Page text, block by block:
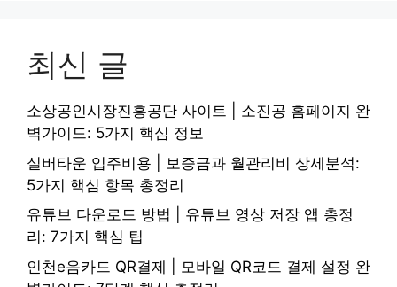
최신 글
소상공인시장진흥공단 사이트 | 소진공 홈페이지 완
벽가이드: 5가지 핵심 정보
실버타운 입주비용 | 보증금과 월관리비 상세분석:
5가지 핵심 항목 총정리
유튜브 다운로드 방법 | 유튜브 영상 저장 앱 총정
리: 7가지 핵심 팁
인천e음카드 QR결제 | 모바일 QR코드 결제 설정 완